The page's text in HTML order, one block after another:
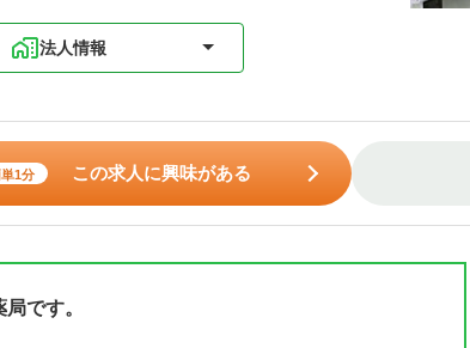
法人情報
1分 この求人に興味がある
です。